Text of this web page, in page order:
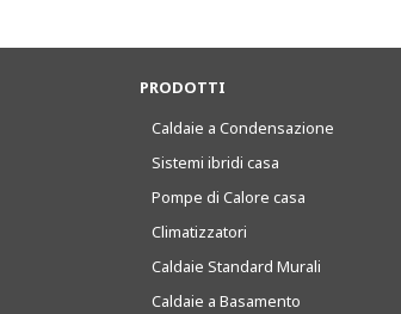
PRODOTTI
Caldaie a Condensazione
Sistemi ibridi casa
Pompe di Calore casa
Climatizzatori
Caldaie Standard Murali
Caldaie a Basamento